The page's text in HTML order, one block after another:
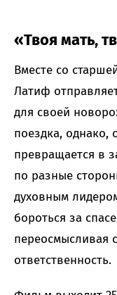
«Твоя мать,
Вместе со
Латиф
для своей
поездка, однако,
превращается в
по разные
духовным
бороться за
переосмысливая
ответственность.